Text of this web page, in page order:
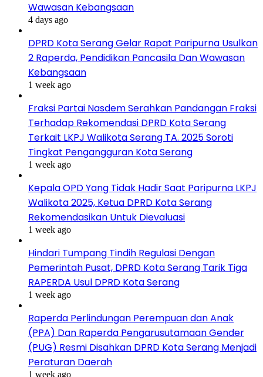
Wawasan Kebangsaan
4 days ago
DPRD Kota Serang Gelar Rapat Paripurna Usulkan
2 Raperda, Pendidikan Pancasila Dan Wawasan
Kebangsaan
1 week ago
Fraksi Partai Nasdem Serahkan Pandangan Fraksi
Terhadap Rekomendasi DPRD Kota Serang
Terkait LKPJ Walikota Serang TA. 2025 Soroti
Tingkat Pengangguran Kota Serang
1 week ago
Kepala OPD Yang Tidak Hadir Saat Paripurna LKPJ
Walikota 2025, Ketua DPRD Kota Serang
Rekomendasikan Untuk Dievaluasi
1 week ago
Hindari Tumpang Tindih Regulasi Dengan
Pemerintah Pusat, DPRD Kota Serang Tarik Tiga
RAPERDA Usul DPRD Kota Serang
1 week ago
Raperda Perlindungan Perempuan dan Anak
(PPA) Dan Raperda Pengarusutamaan Gender
(PUG) Resmi Disahkan DPRD Kota Serang Menjadi
Peraturan Daerah
1 week ago